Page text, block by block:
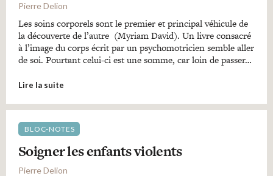
Pierre Delion
Les soins corporels sont le premier et principal véhicule de
la découverte de l’autre (Myriam David). Un livre consacré
à l’image du corps écrit par un psychomotricien semble aller
de soi. Pourtant celui-ci est une somme, car loin de passer…
Lire la suite
BLOC-NOTES
Soigner les enfants violents
Pierre Delion